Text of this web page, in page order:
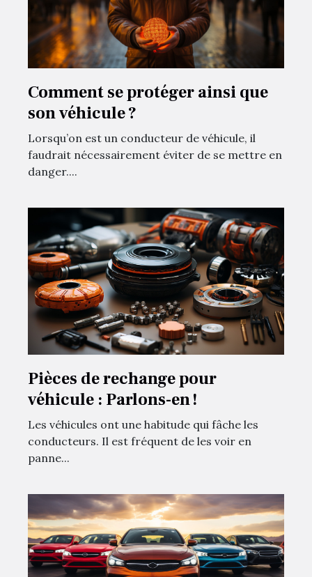
Comment se protéger ainsi que
son véhicule ?
Lorsqu’on est un conducteur de véhicule, il
faudrait nécessairement éviter de se mettre en
danger....
Pièces de rechange pour
véhicule : Parlons-en !
Les véhicules ont une habitude qui fâche les
conducteurs. Il est fréquent de les voir en
panne...